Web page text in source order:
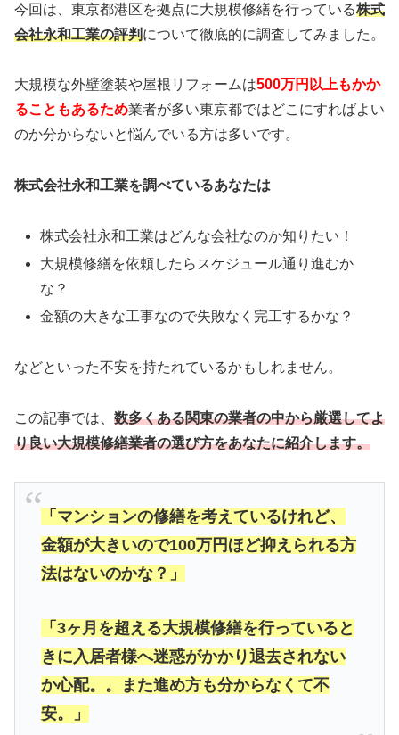
今回は、東京都港区を拠点に大規模修繕を行っている株式
会社永和工業の評判について徹底的に調査してみました。
大規模な外壁塗装や屋根リフォームは500万円以上もかか
ることもあるため業者が多い東京都ではどこにすればよい
のか分からないと悩んでいる方は多いです。
株式会社永和工業を調べているあなたは
株式会社永和工業はどんな会社なのか知りたい！
大規模修繕を依頼したらスケジュール通り進むか
な？
金額の大きな工事なので失敗なく完工するかな？
などといった不安を持たれているかもしれません。
この記事では、 数多くある関東の業者の中から厳選してよ
り良い大規模修繕業者の選び方をあなたに紹介します。
「マンションの修繕を考えているけれど、
金額が大きいので100万円ほど抑えられる方
法はないのかな？」
「3ヶ月を超える大規模修繕を行っていると
きに入居者様へ迷惑がかかり退去されない
か心配。。また進め方も分からなくて不
安。」